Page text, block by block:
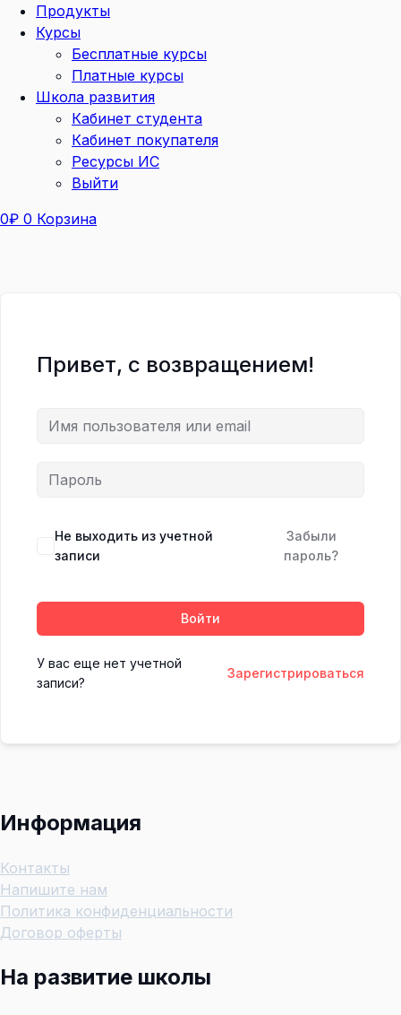
Продукты
Курсы
Бесплатные курсы
Платные курсы
Школа развития
Кабинет студента
Кабинет покупателя
Ресурсы ИС
Выйти
0₽ 0 Корзина
Привет, с возвращением!
Не выходить из учетной
записи
Забыли
пароль?
Войти
У вас еще нет учетной
записи?
Зарегистрироваться
Информация
Контакты
Напишите нам
Политика конфиденциальности
Договор оферты
На развитие школы